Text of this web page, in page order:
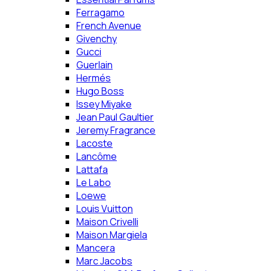
Ferragamo
French Avenue
Givenchy
Gucci
Guerlain
Hermés
Hugo Boss
Issey Miyake
Jean Paul Gaultier
Jeremy Fragrance
Lacoste
Lancôme
Lattafa
Le Labo
Loewe
Louis Vuitton
Maison Crivelli
Maison Margiela
Mancera
Marc Jacobs